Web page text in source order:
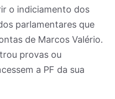
o indiciamento dos
parlamentares que
de Marcos Valério.
provas ou
a PF da sua